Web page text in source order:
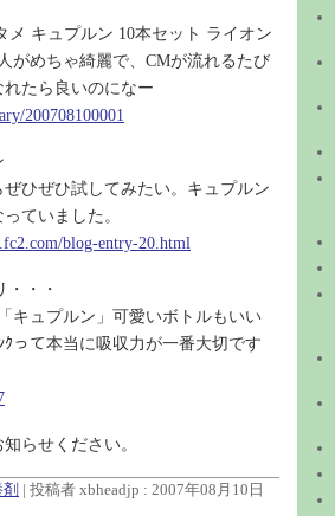
メ キュプルン 10本セット ライオン
がめちゃ綺麗で、CMが流れるたび
たら良いのになー
200708100001
ひぜひ試してみたい。キュプルン
ていました。
blog-entry-20.html
・・・
キュプルン」可愛いボトルもいい
って本当に吸収力が一番大切です
らせください。
| 投稿者 xbheadjp : 2007年08月10日